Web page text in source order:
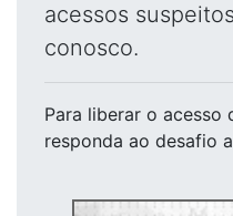
acessos
conosco.
Para liberar o acesso
responda ao desafio